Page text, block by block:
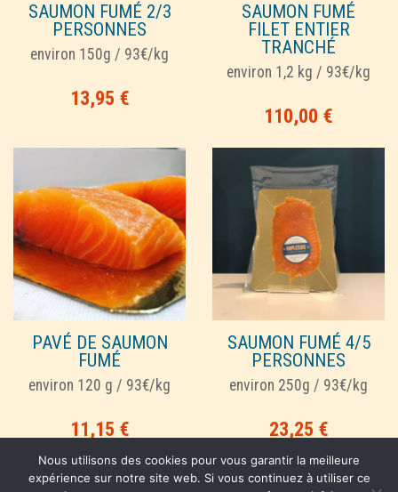
SAUMON FUMÉ 2/3
PERSONNES
environ 150g / 93€/kg
13,95 €
SAUMON FUMÉ
FILET ENTIER
TRANCHÉ
environ 1,2 kg / 93€/kg
110,00 €
PAVÉ DE SAUMON
FUMÉ
environ 120 g / 93€/kg
11,15 €
SAUMON FUMÉ 4/5
PERSONNES
environ 250g / 93€/kg
23,25 €
Nous utilisons des cookies pour vous garantir la meilleure
expérience sur notre site web. Si vous continuez à utiliser ce